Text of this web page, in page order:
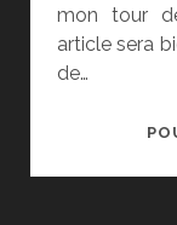
mon tour
article sera
de…